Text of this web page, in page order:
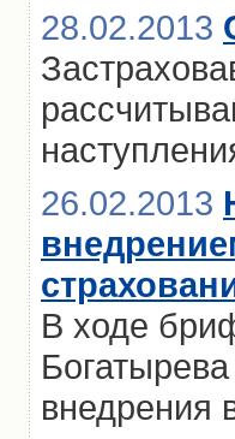
28.02.2013
26.02.2013
В ходе
внедрения